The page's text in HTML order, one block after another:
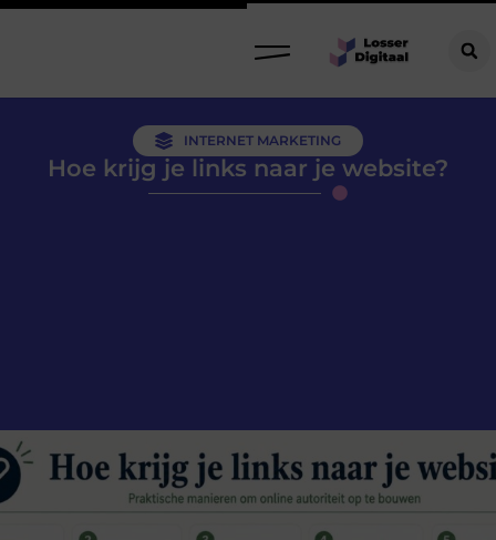
INTERNET MARKETING
Hoe krijg je links naar je website?